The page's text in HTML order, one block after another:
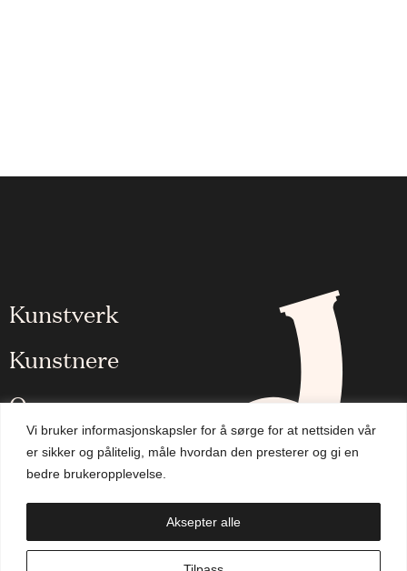
Vi bruker informasjonskapsler for å sørge for at nettsiden vår
er sikker og pålitelig, måle hvordan den presterer og gi en
bedre brukeropplevelse.
Aksepter alle
Kunstverk
Kunstnere
Om oss
Aktuelt
Handlekurv
NO